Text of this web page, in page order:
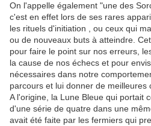
On l'appelle également "une des
c'est en effet lors de ses rares
les rituels d'initiation , ou ceux qui
ou de nouveaux buts à atteindre.
pour faire le point sur nos erreurs,
la cause de nos échecs et pour
nécessaires dans notre
parcours et lui donner de meilleures
A l'origine, la Lune Bleue qui portait
d'une série de quatre dans une
avait été faite par les fermiers qui